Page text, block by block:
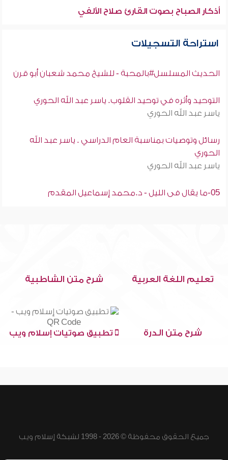
أذكار الصباح بصوت القارئ صلاح الألفي
استراحة التسجيلات
الحديث المسلسل#بالمحبة - للشيخ محمد شعبان أبو قرن
التوحيد وأثره في توحيد القلوب. ياسر عبد الله الحوري
ياسر عبد الله الحوري
رسائل وتوصيات بمناسبة العام الدراسي . ياسر عبد الله
الحوري
ياسر عبد الله الحوري
05-ما يقال فى الليل - د.محمد إسماعيل المقدم
تعليم اللغة العربية شرح متن الشاطبية
شرح متن الدرة تطبيق صوتيات إسلام ويب
جميع الحقوق محفوظة © 2026 - 1998 لشبكة إسلام ويب